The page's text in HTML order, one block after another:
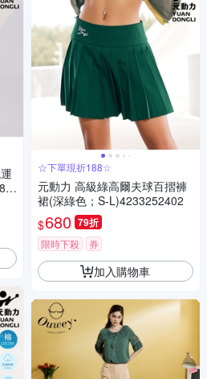
☆下單現折188☆
元動力 高級綠高爾夫球百摺褲
裙(深綠色；S-L)4233252402
$680 79折
限時下殺 券
加入購物車